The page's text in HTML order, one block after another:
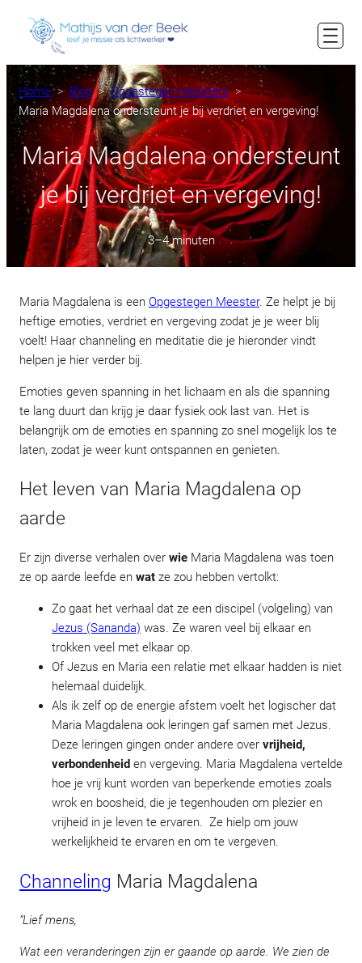
inhoud
Home
Blog
Opgestegen meesters
Maria Magdalena ondersteunt je bij verdriet en vergeving!
Maria Magdalena ondersteunt
je bij verdriet en vergeving!
3–4 minuten
Maria Magdalena is een Opgestegen Meester. Ze helpt je bij
heftige emoties, verdriet en vergeving zodat je je weer blij
voelt! Haar channeling en meditatie die je hieronder vindt
helpen je hier verder bij.
Emoties geven spanning in het lichaam en als die spanning
te lang duurt dan krijg je daar fysiek ook last van. Het is
belangrijk om de emoties en spanning zo snel mogelijk los te
laten, zodat je weer kunt ontspannen en genieten.
Het leven van Maria Magdalena op
aarde
Er zijn diverse verhalen over wie Maria Magdalena was toen
ze op aarde leefde en wat ze zou hebben vertolkt:
Zo gaat het verhaal dat ze een discipel (volgeling) van
Jezus (Sananda) was. Ze waren veel bij elkaar en
trokken veel met elkaar op.
Of Jezus en Maria een relatie met elkaar hadden is niet
helemaal duidelijk.
Als ik zelf op de energie afstem voelt het logischer dat
Maria Magdalena ook leringen gaf samen met Jezus.
Deze leringen gingen onder andere over vrijheid,
verbondenheid en vergeving. Maria Magdalena vertelde
hoe je vrij kunt worden van beperkende emoties zoals
wrok en boosheid, die je tegenhouden om plezier en
vrijheid in je leven te ervaren. Ze hielp om jouw
werkelijkheid te ervaren en om te vergeven.
Channeling Maria Magdalena
”Lief mens,
Wat een veranderingen zijn er gaande op aarde. We zien de